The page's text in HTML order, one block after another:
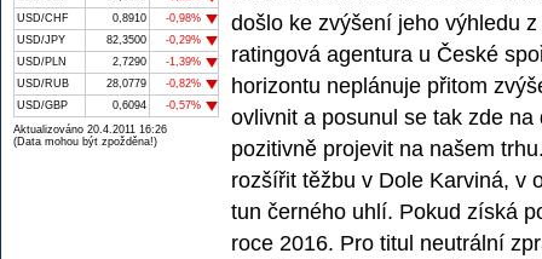
došlo ke zvýšení jeho výhledu
ratingová agentura u České
horizontu neplánuje přitom
ovlivnit a posunul se tak zde
pozitivně projevit na našem
rozšířit těžbu v Dole Karviná, v
tun černého uhlí. Pokud získá
roce 2016. Pro titul neutrální
USD/CHF
0,8910
-0,98%
USD/JPY
82,3500
-0,29%
USD/PLN
2,7290
-1,39%
USD/RUB
28,0779
-0,82%
USD/GBP
0,6094
-0,57%
Aktualizováno 20.4.2011 16:26
(Data mohou být zpožděna!)